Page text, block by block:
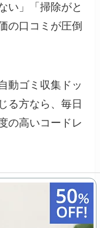
い」「掃除がと
の口コミが圧倒
動ゴミ収集ドッ
る方なら、毎日
の高いコードレ